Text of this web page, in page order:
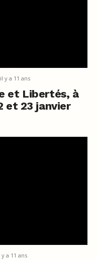
il y a 11 ans
et Libertés, à
et 23 janvier
y a 11 ans